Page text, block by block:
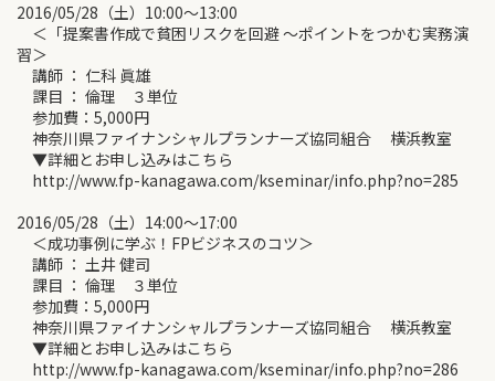
2016/05/28（土）10:00～13:00
＜「提案書作成で貧困リスクを回避 ～ポイントをつかむ実務演
習＞
講師 ： 仁科 眞雄
課目 ： 倫理 ３単位
参加費：5,000円
神奈川県ファイナンシャルプランナーズ協同組合 横浜教室
▼詳細とお申し込みはこちら
http://www.fp-kanagawa.com/kseminar/info.php?no=285
2016/05/28（土）14:00～17:00
＜成功事例に学ぶ！FPビジネスのコツ＞
講師 ： 土井 健司
課目 ： 倫理 ３単位
参加費：5,000円
神奈川県ファイナンシャルプランナーズ協同組合 横浜教室
▼詳細とお申し込みはこちら
http://www.fp-kanagawa.com/kseminar/info.php?no=286